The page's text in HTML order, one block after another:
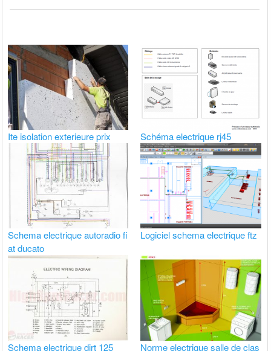
Ite isolation exterieure prix Schéma electrique rj45
Schema electrique autoradio fi
at ducato
Logiciel schema electrique ftz
Schema electrique dirt 125 Norme electrique salle de clas